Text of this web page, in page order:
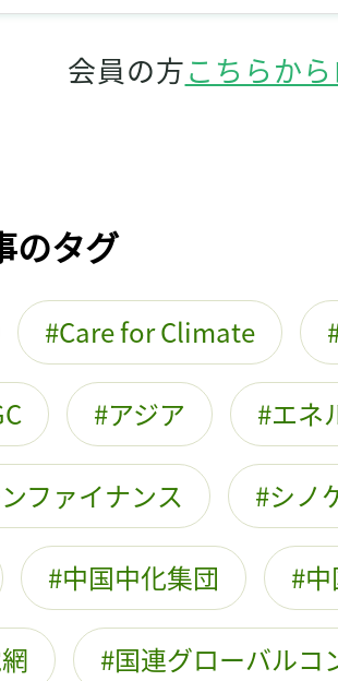
会員の方こちらか
のタグ
Care for Climate
アジア エネ
ファイナンス シノ
中国中化集団
国連グローバルコ